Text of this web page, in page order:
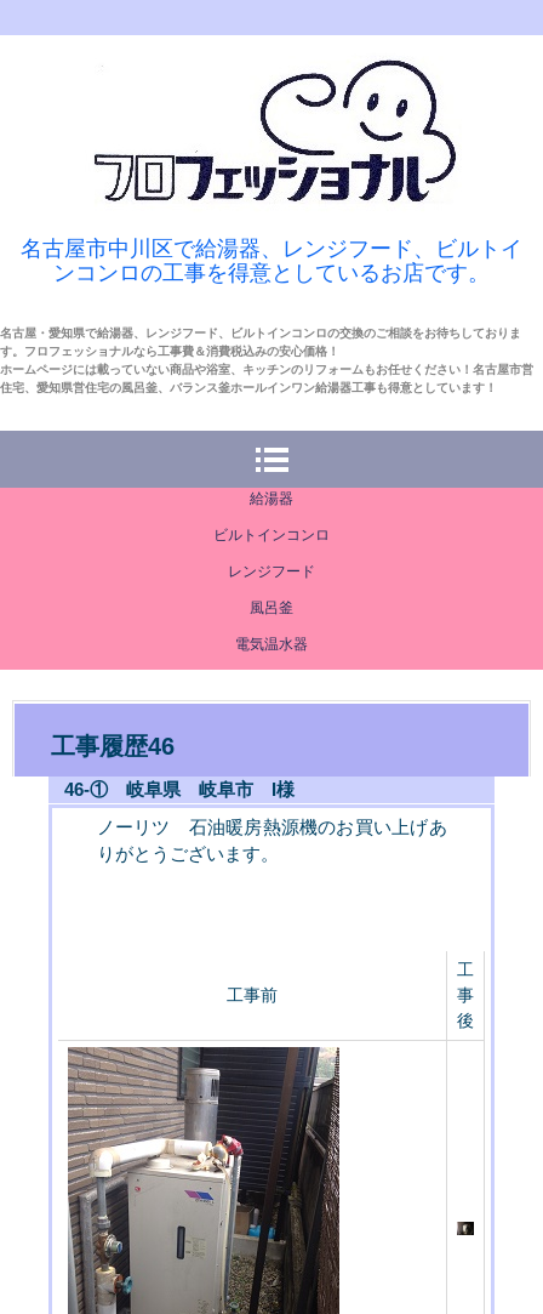
名古屋市中川区で給湯器、レンジフード、ビルトイ
ンコンロの工事を得意としているお店です。
名古屋・愛知県で給湯器、レンジフード、ビルトインコンロの交換のご相談をお待ちしておりま
す。フロフェッショナルなら工事費＆消費税込みの安心価格！
ホームページには載っていない商品や浴室、キッチンのリフォームもお任せください！名古屋市営
住宅、愛知県営住宅の風呂釜、バランス釜ホールインワン給湯器工事も得意としています！
給湯器
ビルトインコンロ
レンジフード
風呂釜
電気温水器
工事履歴46
46-① 岐阜県 岐阜市 I様
ノーリツ 石油暖房熱源機のお買い上げあ
りがとうございます。
工事前
工
事
後